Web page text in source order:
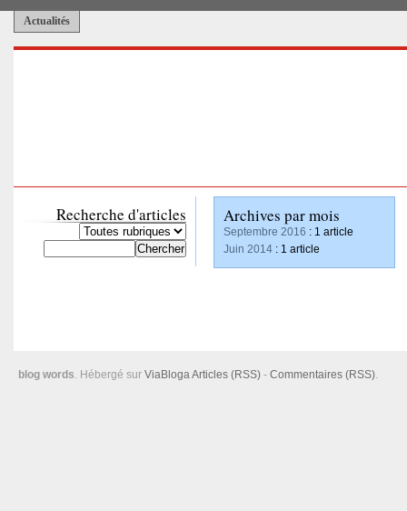
Actualités
Recherche d'articles Archives par mois
Septembre 2016 : 1 article
Juin 2014 : 1 article
blog words . Hébergé sur ViaBloga Articles (RSS) - Commentaires (RSS)